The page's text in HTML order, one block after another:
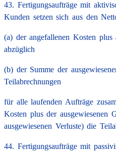
43. Fertigungsaufträge mit
Kunden setzen sich aus den
(a) der angefallenen Kosten plus
abzüglich
(b) der Summe der
Teilabrechnungen
für alle laufenden Aufträge
Kosten plus der ausgewiesenen
ausgewiesenen Verluste) die
44. Fertigungsaufträge mit